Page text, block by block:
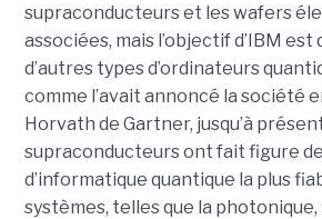
supraconducteurs et les wafers
associées, mais l’objectif d’IBM est
d’autres types d’ordinateurs
comme l’avait annoncé la société
Horvath de Gartner, jusqu’à
supraconducteurs ont fait figure
d’informatique quantique la plus
systèmes, telles que la